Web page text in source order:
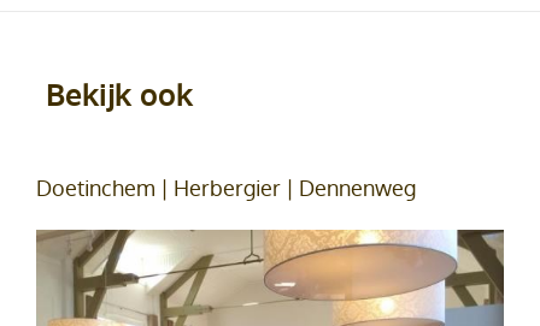
Bekijk ook
Doetinchem | Herbergier | Dennenweg